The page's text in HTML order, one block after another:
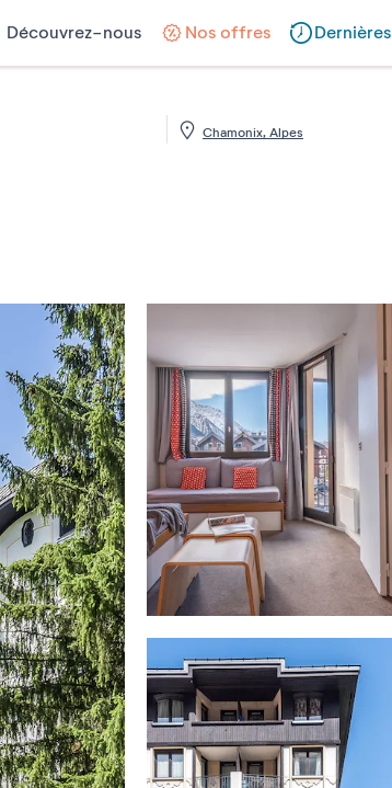
Découvrez-nous Nos offres
Chamonix, Alpes